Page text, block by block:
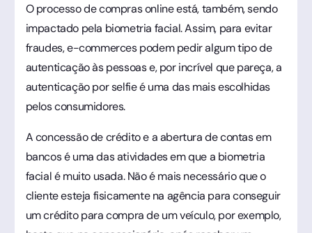
O processo de compras online está, também, sendo
impactado pela biometria facial. Assim, para evitar
fraudes, e-commerces podem pedir algum tipo de
autenticação às pessoas e, por incrível que pareça, a
autenticação por selfie é uma das mais escolhidas
pelos consumidores.
A concessão de crédito e a abertura de contas em
bancos é uma das atividades em que a biometria
facial é muito usada. Não é mais necessário que o
cliente esteja fisicamente na agência para conseguir
um crédito para compra de um veículo, por exemplo,